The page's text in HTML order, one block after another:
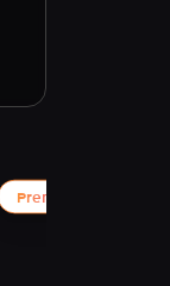
Premium